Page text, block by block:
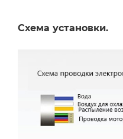
Схема установки.